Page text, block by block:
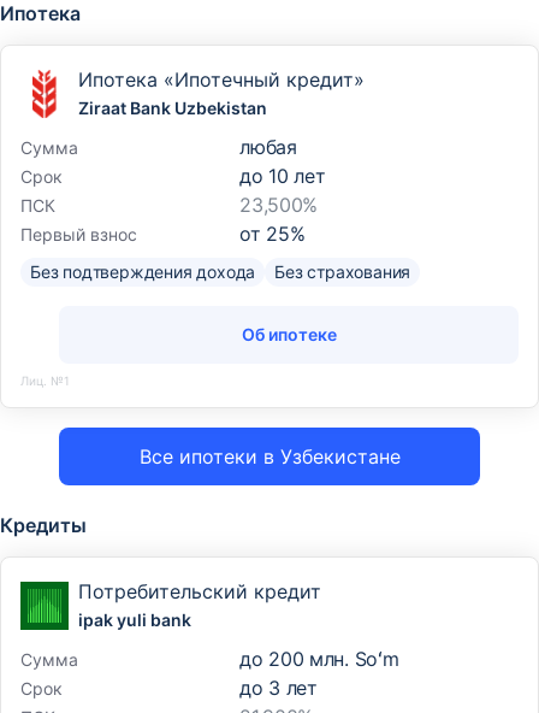
Ипотека
Все ипотеки в Узбекистане
Ипотека «Ипотечный кредит»
Ziraat Bank Uzbekistan
Сумма
любая
Срок до 10 лет
ПСК 23,500%
Первый взнос от 25%
Без подтверждения дохода Без страхования
Об ипотеке
Лиц. №1
Кредиты
Потребительский кредит
ipak yuli bank
Сумма
до 200 млн. Soʻm
Срок до 3 лет